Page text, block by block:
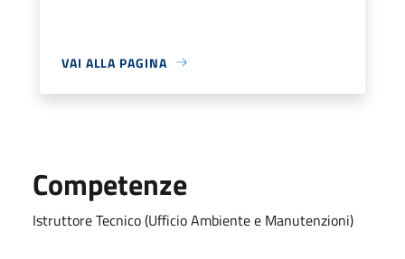
VAI ALLA PAGINA
Competenze
Istruttore Tecnico (Ufficio Ambiente e Manutenzioni)